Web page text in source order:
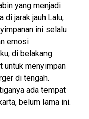
yang menjadi
di jarak jauh.Lalu,
ini selalu
emosi
di belakang
untuk menyimpan
di tengah.
ada tempat
belum lama ini.